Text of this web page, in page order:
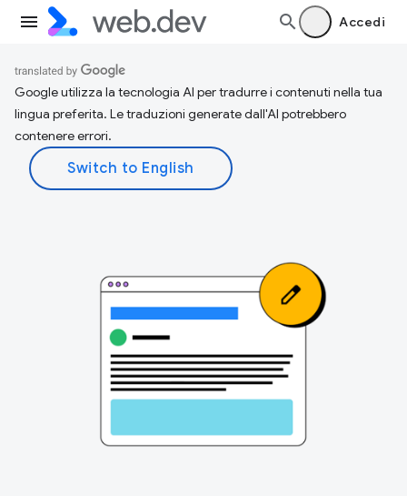
Accedi
Google utilizza la tecnologia AI per tradurre i contenuti nella tua
lingua preferita. Le traduzioni generate dall'AI potrebbero
contenere errori.